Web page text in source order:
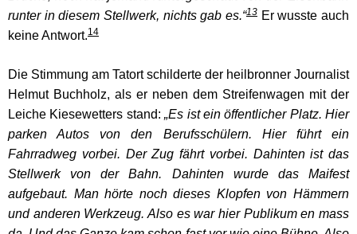
runter in diesem Stellwerk, nichts gab es.“13 Er wusste auch
keine Antwort.14
Die Stimmung am Tatort schilderte der heilbronner Journalist
Helmut Buchholz, als er neben dem Streifenwagen mit der
Leiche Kiesewetters stand:„Es ist ein öffentlicher Platz. Hier
parken Autos von den Berufsschülern. Hier führt ein
Fahrradweg vorbei. Der Zug fährt vorbei. Dahinten ist das
Stellwerk von der Bahn. Dahinten wurde das Maifest
aufgebaut. Man hörte noch dieses Klopfen von Hämmern
und anderen Werkzeug. Also es war hier Publikum en mass